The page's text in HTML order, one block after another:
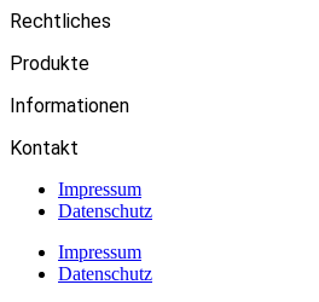
Rechtliches
Produkte
Informationen
Kontakt
Impressum
Datenschutz
Impressum
Datenschutz